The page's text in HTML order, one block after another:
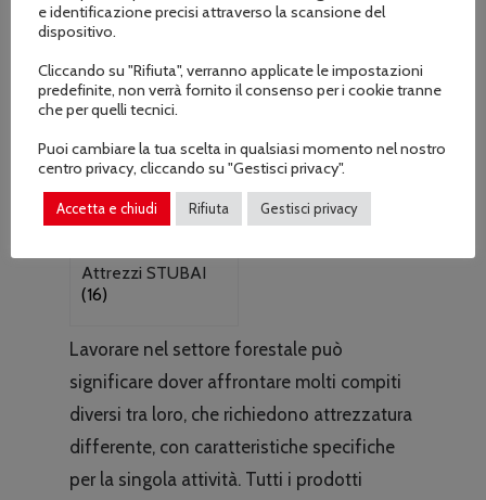
Attrezzi STUBAI
(16)
Lavorare nel settore forestale può
significare dover affrontare molti compiti
diversi tra loro, che richiedono attrezzatura
differente, con caratteristiche specifiche
per la singola attività. Tutti i prodotti
e identificazione precisi attraverso la scansione del
dispositivo.
Cliccando su "Rifiuta", verranno applicate le impostazioni
predefinite, non verrà fornito il consenso per i cookie tranne
che per quelli tecnici.
Puoi cambiare la tua scelta in qualsiasi momento nel nostro
centro privacy, cliccando su "Gestisci privacy".
Accetta e chiudi Rifiuta Gestisci privacy